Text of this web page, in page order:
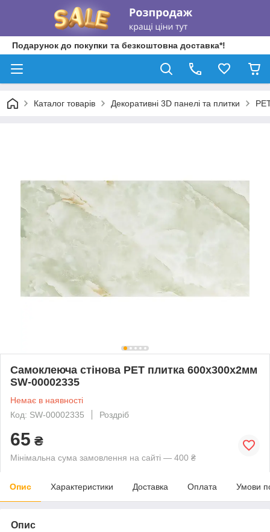
Подарунок до покупки та безкоштовна доставка*!
Каталог товарів Декоративні 3D панелі та плитки
Самоклеюча стінова PET плитка 600х300х2мм
SW-00002335
Немає в наявності
Код: SW-00002335
Роздріб
65 ₴
Мінімальна сума замовлення на сайті — 400 ₴
Опис Характеристики Доставка Оплата Умови
Опис